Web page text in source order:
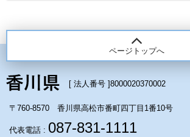
ページトップへ
[ 法人番号 ]8000020370002
〒760-8570 香川県高松市番町四丁目1番10号
代表電話 : 087-831-1111